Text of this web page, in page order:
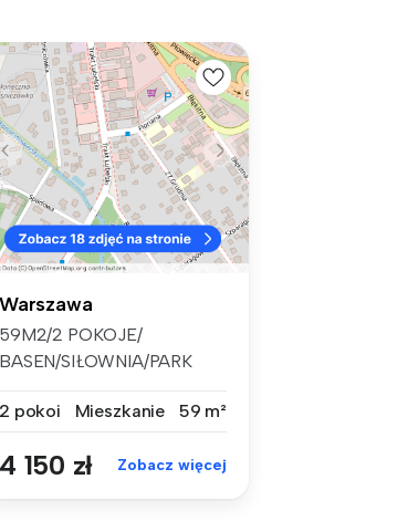
Warszawa
59M2/2 POKOJE/
BASEN/SIŁOWNIA/PARK
2 pokoi
Mieszkanie 59 m²
4 150 zł Zobacz więcej